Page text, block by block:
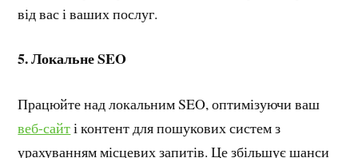
від вас і ваших послуг.
5. Локальне SEO
Працюйте над локальним SEO, оптимізуючи ваш
веб-сайті контент для пошукових систем з
урахуванням місцевих запитів. Це збільшує шанси